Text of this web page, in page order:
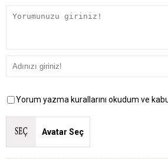
Yorum yazma kurallarını okudum ve
Avatar Seç